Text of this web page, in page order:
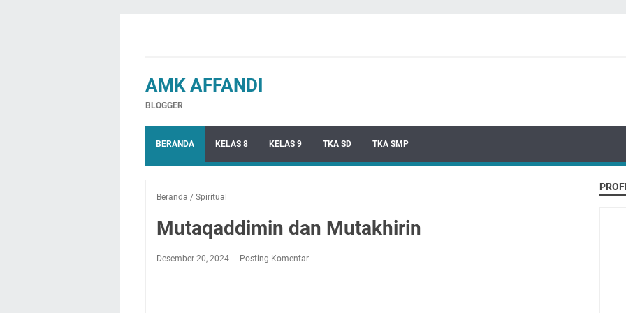
AMK AFFANDI
BLOGGER
BERANDA KELAS 8 KELAS 9 TKA SD TKA SMP
Beranda / Spiritual
Mutaqaddimin dan Mutakhirin
Desember 20, 2024 Posting Komentar